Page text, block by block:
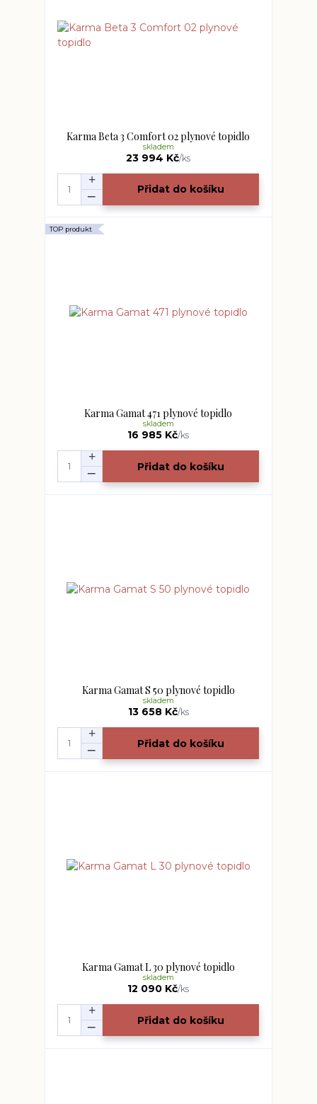
Karma Beta 3 Comfort 02 plynové topidlo
23 994 Kč/ks
skladem
Přidat do košíku
TOP produkt
Karma Gamat 471 plynové topidlo
16 985 Kč/ks
skladem
Přidat do košíku
Karma Gamat S 50 plynové topidlo
13 658 Kč/ks
skladem
Přidat do košíku
Karma Gamat L 30 plynové topidlo
12 090 Kč/ks
skladem
Přidat do košíku